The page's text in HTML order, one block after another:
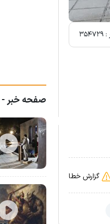
:
گزارش خطا
صفحه خبر -